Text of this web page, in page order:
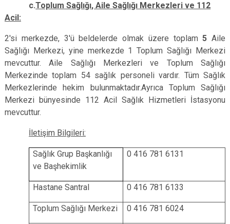
c.Toplum Sağlığı, Aile Sağlığı Merkezleri ve 112
Acil:
2'si merkezde, 3'ü beldelerde olmak üzere toplam 5 Aile
Sağlığı Merkezi, yine merkezde 1 Toplum Sağlığı Merkezi
mevcuttur. Aile Sağlığı Merkezleri ve Toplum Sağlığı
Merkezinde toplam 54 sağlık personeli vardır. Tüm Sağlık
Merkezlerinde hekim bulunmaktadır.Ayrıca Toplum Sağlığı
Merkezi bünyesinde 112 Acil Sağlık Hizmetleri İstasyonu
mevcuttur.
İletişim Bilgileri:
Sağlık Grup Başkanlığı
ve Başhekimlik
0 416 781 6131
Hastane Santral 0 416 781 6133
Toplum Sağlığı Merkezi 0 416 781 6024